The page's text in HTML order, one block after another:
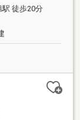
駅 徒歩20分